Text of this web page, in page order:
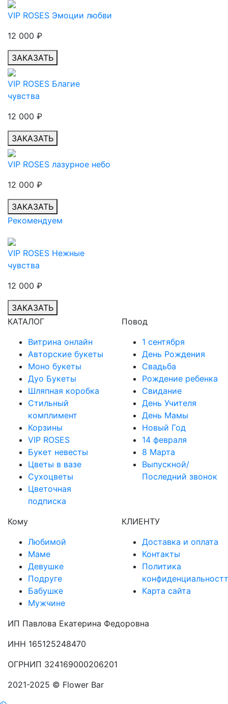
VIP ROSES Эмоции любви
12 000 ₽
ЗАКАЗАТЬ
VIP ROSES Благие
чувства
12 000 ₽
ЗАКАЗАТЬ
VIP ROSES лазурное небо
12 000 ₽
ЗАКАЗАТЬ
Рекомендуем
VIP ROSES Нежные
чувства
12 000 ₽
ЗАКАЗАТЬ
КАТАЛОГ
Витрина онлайн
Авторские букеты
Моно букеты
Дуо Букеты
Шляпная коробка
Стильный
комплимент
Корзины
VIP ROSES
Букет невесты
Цветы в вазе
Сухоцветы
Цветочная
подписка
Повод
1 сентября
День Рождения
Cвадьба
Рождение ребенка
Свидание
День Учителя
День Мамы
Новый Год
14 февраля
8 Марта
Выпускной/
Последний звонок
Кому
Любимой
Маме
Девушке
Подруге
Бабушке
Мужчине
КЛИЕНТУ
Доставка и оплата
Контакты
Политика
Карта сайта
ИП Павлова Екатерина Федоровна
ИНН 165125248470
ОГРНИП 324169000206201
2021-2025 © Flower Bar